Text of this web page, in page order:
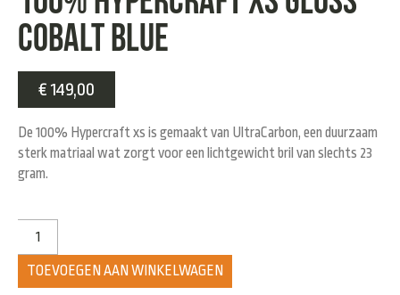
cobalt blue
€ 149,00
De 100% Hypercraft xs is gemaakt van UltraCarbon, een duurzaam
sterk matriaal wat zorgt voor een lichtgewicht bril van slechts 23
gram.
TOEVOEGEN AAN WINKELWAGEN